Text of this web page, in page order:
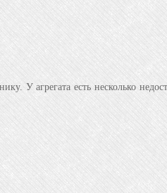
У агрегата есть несколько